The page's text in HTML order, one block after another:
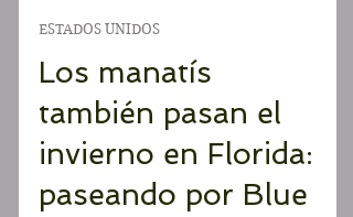
ESTADOS UNIDOS
Los manatís
también pasan el
invierno en Florida: